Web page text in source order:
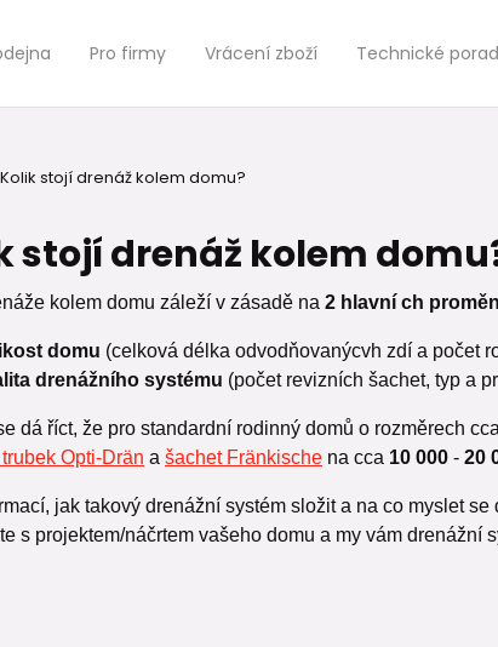
Pro firmy Vrácení zboží Technické
Kolik stojí drenáž kolem domu?
stojí drenáž kolem
kolem domu záleží v zásadě na 2 hlavní ch
domu (celková délka odvodňovanýcvh zdí a počet
drenážního systému (počet revizních šachet, typ a
dá říct, že pro standardní rodinný domů o rozměrech
Opti-Drän a šachet Fränkischena cca 10 000- 20
jak takový drenážní systém složit a na co myslet se
s projektem/náčrtem vašeho domu a my vám drenážní